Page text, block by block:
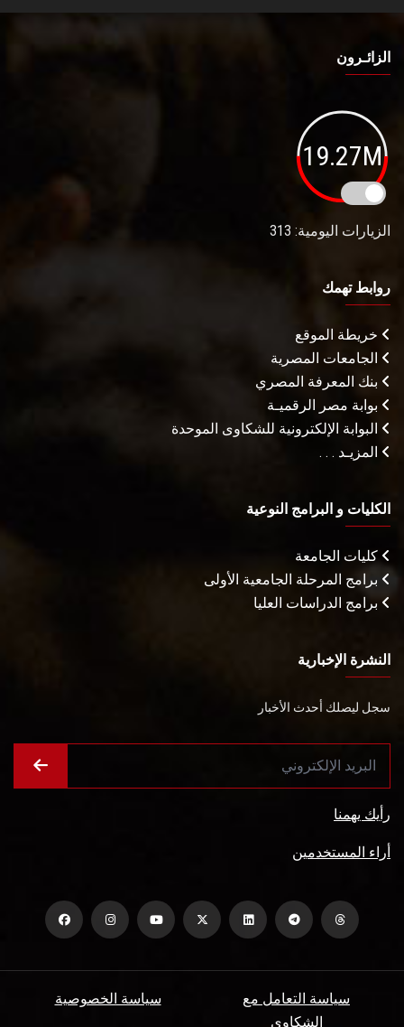
الزائـرون
19.27M
الزيارات اليومية: 313
روابط تهمك
خريطة الموقع
الجامعات المصرية
بنك المعرفة المصري
بوابة مصر الرقميـة
البوابة الإلكترونية للشكاوى الموحدة
المزيـد . . .
الكليات و البرامج النوعية
كليات الجامعة
برامج المرحلة الجامعية الأولى
برامج الدراسات العليا
النشرة الإخبارية
سجل ليصلك أحدث الأخبار
رأيك يهمنا
أراء المستخدمين
سياسة الخصوصية
سياسة التعامل مع
الشكاوي